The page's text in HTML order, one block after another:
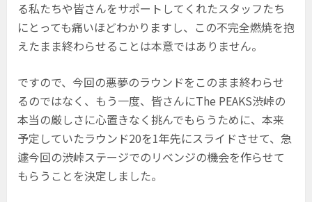
る私たちや皆さんをサポートしてくれたスタッフたち
にとっても痛いほどわかりますし、この不完全燃焼を抱
えたまま終わらせることは本意ではありません。
ですので、今回の悪夢のラウンドをこのまま終わらせ
るのではなく、もう一度、皆さんにThe PEAKS渋峠の
本当の厳しさに心置きなく挑んでもらうために、本来
予定していたラウンド20を1年先にスライドさせて、急
遽今回の渋峠ステージでのリベンジの機会を作らせて
もらうことを決定しました。